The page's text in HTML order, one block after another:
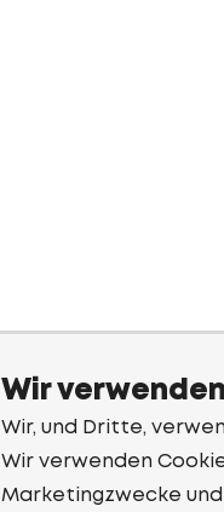
Wir
Wir, und Dritte,
Wir verwenden
Marketingzwecke und